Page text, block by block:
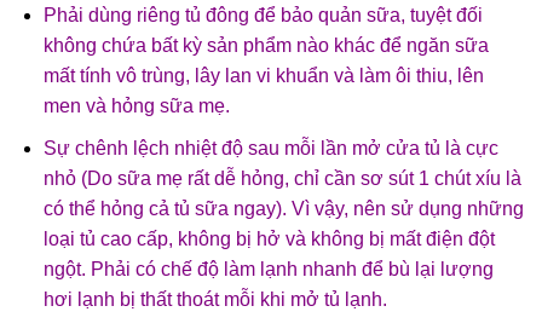
Phải dùng riêng tủ đông để bảo quản sữa, tuyệt đối
không chứa bất kỳ sản phẩm nào khác để ngăn sữa
mất tính vô trùng, lây lan vi khuẩn và làm ôi thiu, lên
men và hỏng sữa mẹ.
Sự chênh lệch nhiệt độ sau mỗi lần mở cửa tủ là cực
nhỏ (Do sữa mẹ rất dễ hỏng, chỉ cần sơ sút 1 chút xíu là
có thể hỏng cả tủ sữa ngay). Vì vậy, nên sử dụng những
loại tủ cao cấp, không bị hở và không bị mất điện đột
ngột. Phải có chế độ làm lạnh nhanh để bù lại lượng
hơi lạnh bị thất thoát mỗi khi mở tủ lạnh.